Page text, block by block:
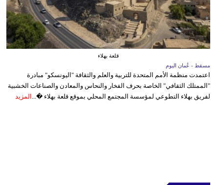
قلعة بهلاء
مسقط - عُمان اليوم
اعتمدت منظمة الأمم المتحدة للتربية والعلم والثقافة "اليونسكو" مبادرة
"الممتلك الثقافي" الخاصة بحرف الفخار والنحاس والمعادن والصناعات الخشبية
لفريق بهلاء التطوعي لمؤسسة المجتمع المحلي بموقع قلعة بهلاء �... المزيد